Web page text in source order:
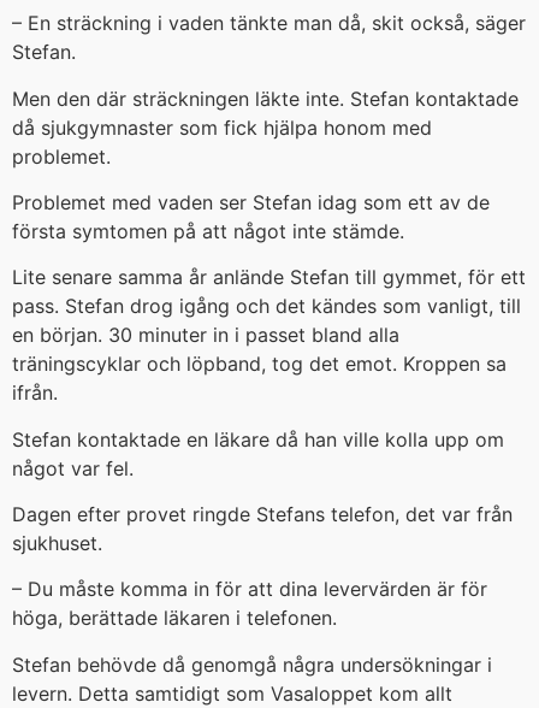
– En sträckning i vaden tänkte man då, skit också, säger
Stefan.
Men den där sträckningen läkte inte. Stefan kontaktade
då sjukgymnaster som fick hjälpa honom med
problemet.
Problemet med vaden ser Stefan idag som ett av de
första symtomen på att något inte stämde.
Lite senare samma år anlände Stefan till gymmet, för ett
pass. Stefan drog igång och det kändes som vanligt, till
en början. 30 minuter in i passet bland alla
träningscyklar och löpband, tog det emot. Kroppen sa
ifrån.
Stefan kontaktade en läkare då han ville kolla upp om
något var fel.
Dagen efter provet ringde Stefans telefon, det var från
sjukhuset.
– Du måste komma in för att dina levervärden är för
höga, berättade läkaren i telefonen.
Stefan behövde då genomgå några undersökningar i
levern. Detta samtidigt som Vasaloppet kom allt